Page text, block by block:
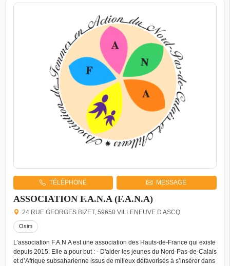
TÉLÉPHONE MESSAGE
ASSOCIATION F.A.N.A (F.A.N.A)
24 RUE GEORGES BIZET, 59650 VILLENEUVE D ASCQ
Osim
L’association F.A.N.A est une association des Hauts-de-France qui existe
depuis 2015. Elle a pour but : - D'aider les jeunes du Nord-Pas-de-Calais
et d’Afrique subsaharienne issus de milieux défavorisés à s’insérer dans